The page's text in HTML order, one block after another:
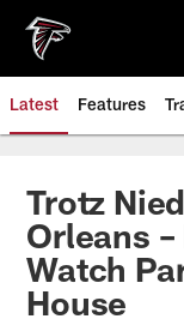
main
content
Latest Features
Trotz
Orleans
Watch
House